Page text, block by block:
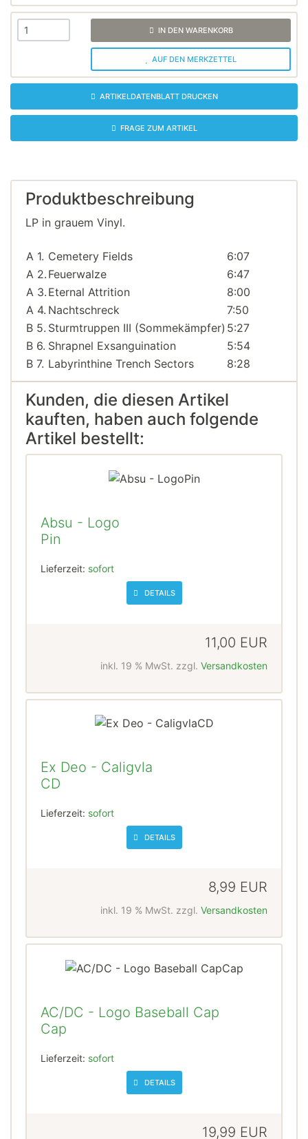
IN DEN WARENKORB
AUF DEN MERKZETTEL
ARTIKELDATENBLATT DRUCKEN
FRAGE ZUM ARTIKEL
Produktbeschreibung
LP in grauem Vinyl.
A 1. Cemetery Fields
6:07
A 2. Feuerwalze
6:47
A 3. Eternal Attrition
8:00
A 4. Nachtschreck
7:50
B 5. Sturmtruppen III (Sommekämpfer) 5:27
B 6. Shrapnel Exsanguination
5:54
B 7. Labyrinthine Trench Sectors 8:28
Kunden, die diesen Artikel
kauften, haben auch folgende
Artikel bestellt:
Absu - Logo
Pin
Lieferzeit: sofort
DETAILS
11,00 EUR
inkl. 19 % MwSt. zzgl. Versandkosten
Ex Deo - Caligvla
CD
Lieferzeit: sofort
DETAILS
8,99 EUR
inkl. 19 % MwSt. zzgl. Versandkosten
AC/DC - Logo Baseball Cap
Cap
Lieferzeit: sofort
DETAILS
19,99 EUR